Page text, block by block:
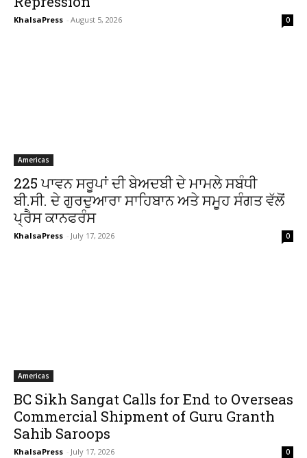
KhalsaPress - August 5, 2026 0
Americas
225 ਪਾਵਨ ਸਰੂਪਾਂ ਦੀ ਬੇਅਦਬੀ ਦੇ ਮਾਮਲੇ ਸਬੰਧੀ
ਬੀ.ਸੀ. ਦੇ ਗੁਰਦੁਆਰਾ ਸਾਹਿਬਾਨ ਅਤੇ ਸਮੂਹ ਸੰਗਤ ਵੱਲੋਂ
ਪ੍ਰੈਸ ਕਾਨਫਰੰਸ
KhalsaPress - July 17, 2026 0
Americas
BC Sikh Sangat Calls for End to Overseas
Commercial Shipment of Guru Granth
Sahib Saroops
KhalsaPress - July 17, 2026 0